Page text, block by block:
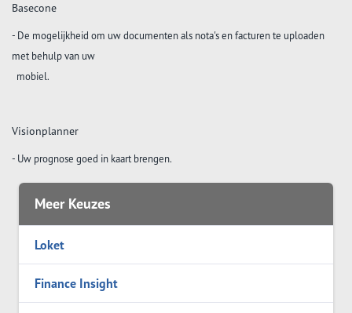
Basecone
- De mogelijkheid om uw documenten als nota's en facturen te uploaden
met behulp van uw
mobiel.
Visionplanner
- Uw prognose goed in kaart brengen.
Meer Keuzes
Loket
Finance Insight